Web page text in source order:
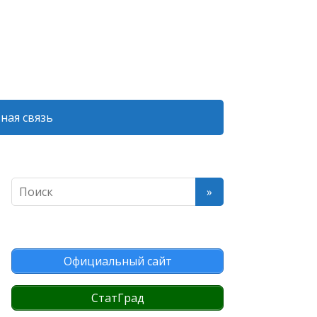
связь
Официальный сайт
СтатГрад